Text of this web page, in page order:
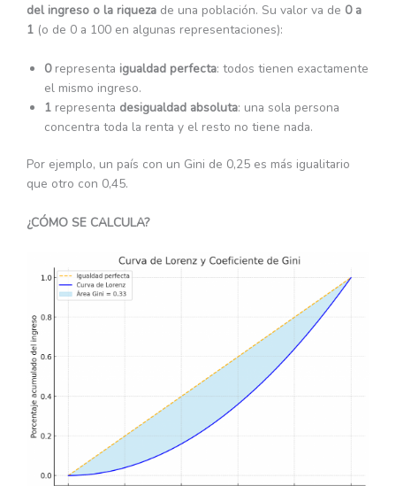
del ingreso o la riqueza de una población. Su valor va de 0 a
1 (o de 0 a 100 en algunas representaciones):
0representa igualdad perfecta: todos tienen exactamente
el mismo ingreso.
1 representa desigualdad absoluta: una sola persona
concentra toda la renta y el resto no tiene nada.
Por ejemplo, un país con un Gini de 0,25 es más igualitario
que otro con 0,45.
¿CÓMO SE CALCULA?